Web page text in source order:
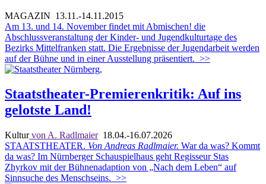
MAGAZIN 13.11.-14.11.2015
Am 13. und 14. November findet mit Abmischen! die
Abschlussveranstaltung der Kinder- und Jugendkulturtage des
Bezirks Mittelfranken statt. Die Ergebnisse der Jugendarbeit werden
auf der Bühne und in einer Ausstellung präsentiert. >>
Staatstheater-Premierenkritik: Auf ins
gelotste Land!
Kulturvon A. Radlmaier18.04.-16.07.2026
STAATSTHEATER. Von Andreas Radlmaier. War da was? Kommt
da was? Im Nürnberger Schauspielhaus geht Regisseur Stas
Zhyrkov mit der Bühnenadaption von „Nach dem Leben“ auf
Sinnsuche des Menschseins. >>